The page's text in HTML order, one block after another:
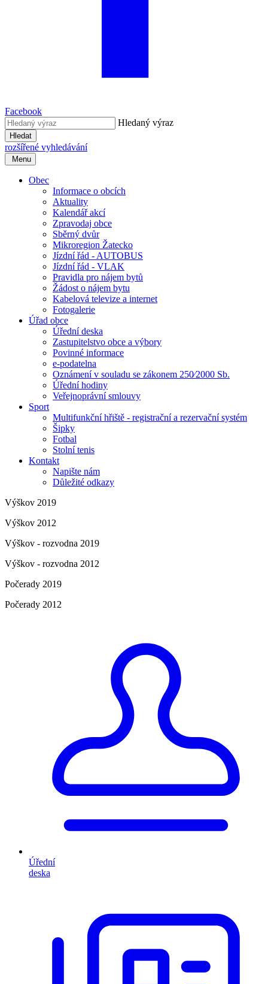
Facebook
Hledaný výraz
Hledat
rozšířené vyhledávání
Menu
Obec
Informace o obcích
Aktuality
Kalendář akcí
Zpravodaj obce
Sběrný dvůr
Mikroregion Žatecko
Jízdní řád - AUTOBUS
Jízdní řád - VLAK
Pravidla pro nájem bytů
Žádost o nájem bytu
Kabelová televize a internet
Fotogalerie
Úřad obce
Úřední deska
Zastupitelstvo obce a výbory
Povinné informace
e-podatelna
Oznámení v souladu se zákonem 250⁄2000 Sb.
Úřední hodiny
Veřejnoprávní smlouvy
Sport
Multifunkční hřiště - registrační a rezervační systém
Šipky
Fotbal
Stolní tenis
Kontakt
Napište nám
Důležité odkazy
Výškov 2019
Výškov 2012
Výškov - rozvodna 2019
Výškov - rozvodna 2012
Počerady 2019
Počerady 2012
Úřední
deska